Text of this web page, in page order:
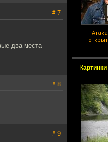
Картинки
# 7
два места
# 8
# 9